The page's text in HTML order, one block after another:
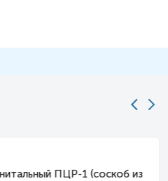
ПЦР-1 (соскоб из